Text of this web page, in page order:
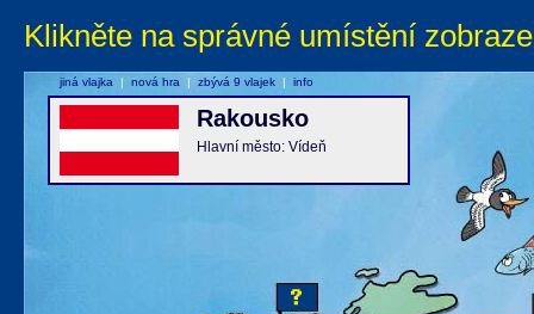
Klikněte na správné umístění
Rakousko
Hlavní město: Vídeň
jiná vlajka | nová hra | zbývá 9 vlajek | info